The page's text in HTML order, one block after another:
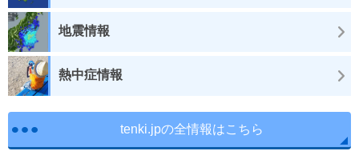
地震情報
熱中症情報
tenki.jpの全情報はこちら